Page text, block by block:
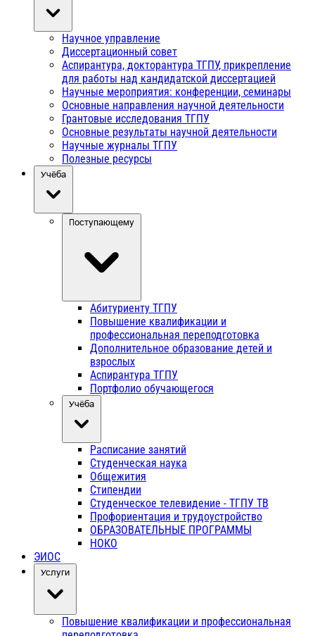
Научное управление
Диссертационный совет
Аспирантура, докторантура ТГПУ, прикрепление
для работы над кандидатской диссертацией
Научные мероприятия: конференции, семинары
Основные направления научной деятельности
Грантовые исследования ТГПУ
Основные результаты научной деятельности
Научные журналы ТГПУ
Полезные ресурсы
Учёба
Поступающему
Абитуриенту ТГПУ
Повышение квалификации и
профессиональная переподготовка
Дополнительное образование детей и
взрослых
Аспирантура ТГПУ
Портфолио обучающегося
Учёба
Расписание занятий
Студенческая наука
Общежития
Стипендии
Студенческое телевидение - ТГПУ ТВ
Профориентация и трудоустройство
ОБРАЗОВАТЕЛЬНЫЕ ПРОГРАММЫ
НОКО
ЭИОС
Услуги
Повышение квалификации и профессиональная